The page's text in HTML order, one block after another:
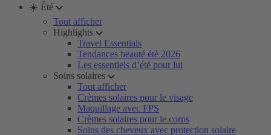
☀️ Été
Tout afficher
Highlights
Travel Essentials
Tendances beauté été 2026
Les essentiels d’été pour lui
Soins solaires
Tout afficher
Crèmes solaires pour le visage
Maquillage avec FPS
Crèmes solaires pour le corps
Soins des cheveux avec protection solaire